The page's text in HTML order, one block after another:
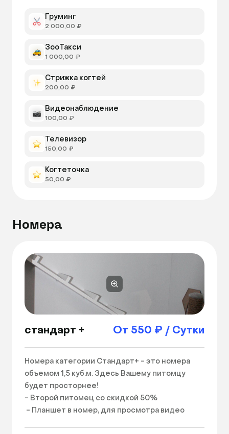
Груминг
2 000,00 ₽
ЗооТакси
1 000,00 ₽
Стрижка когтей
200,00 ₽
Видеонаблюдение
100,00 ₽
Телевизор
150,00 ₽
Когтеточка
50,00 ₽
Номера
стандарт + От 550 ₽ / Сутки
Номера категории Стандарт+ - это номера
объемом 1,5 куб.м. Здесь Вашему питомцу
будет просторнее!
- Второй питомец со скидкой 50%